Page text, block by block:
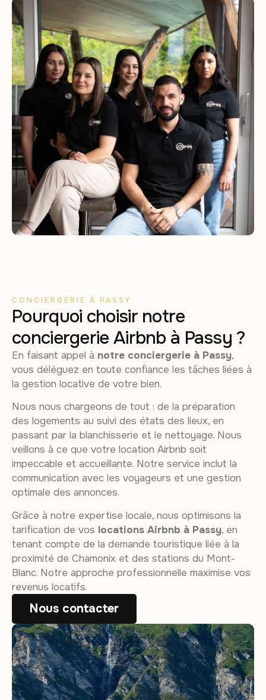
CONCIERGERIE À PASSY
Pourquoi choisir notre
conciergerie Airbnb à Passy ?
En faisant appel à notre conciergerie à Passy,
vous déléguez en toute confiance les tâches liées à
la gestion locative de votre bien.
Nous nous chargeons de tout : de la préparation
des logements au suivi des états des lieux, en
passant par la blanchisserie et le nettoyage. Nous
veillons à ce que votre location Airbnb soit
impeccable et accueillante. Notre service inclut la
communication avec les voyageurs et une gestion
optimale des annonces.
Grâce à notre expertise locale, nous optimisons la
tarification de vos locations Airbnb à Passy, en
tenant compte de la demande touristique liée à la
proximité de Chamonix et des stations du Mont-
Blanc. Notre approche professionnelle maximise vos
revenus locatifs.
Nous contacter